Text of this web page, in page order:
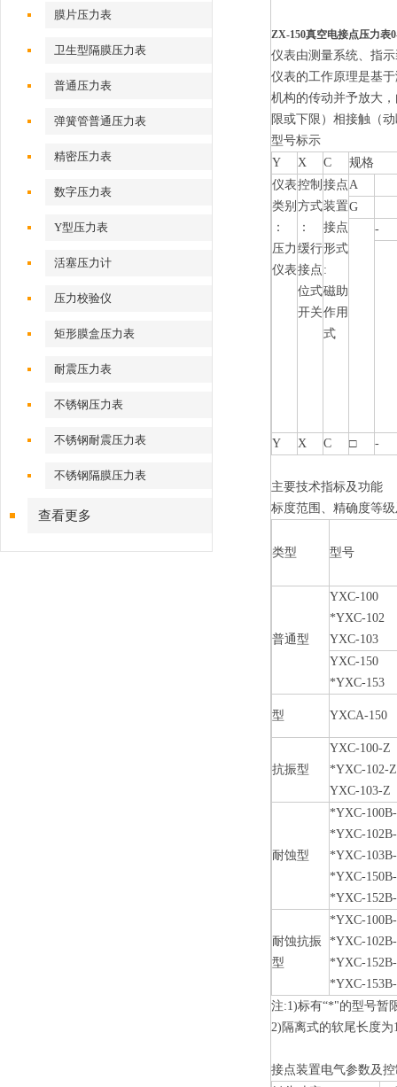
膜片压力表
卫生型隔膜压力表
普通压力表
弹簧管普通压力表
精密压力表
数字压力表
Y型压力表
活塞压力计
压力校验仪
矩形膜盒压力表
耐震压力表
不锈钢压力表
不锈钢耐震压力表
不锈钢隔膜压力表
查看更多
ZX-150真空电接点压力表
仪表由测量系统、指
仪表的工作原理是基
机构的传动并予放大
限或下限）相接触（
型号标示
Y
X C
规格
仪表
类别
：
压力
仪表
控制
方式
：
缓行
接点
位式
开关
接点
装置
接点
形式
:
磁助
作用
式
A
G
-
Y X C □ -
主要技术指标及功能
标度范围、精确度等
类型 型号
普通型
YXC-100
*YXC-102
YXC-103
YXC-150
*YXC-153
型 YXCA-150
抗振型
YXC-100-Z
*YXC-102-Z
YXC-103-Z
耐蚀型
*YXC-
*YXC-
*YXC-
*YXC-
*YXC-
耐蚀抗振
型
*YXC-
*YXC-
*YXC-
*YXC-
注:1)标有“*"的型号暂
2)隔离式的软尾长度
接点装置电气参数及